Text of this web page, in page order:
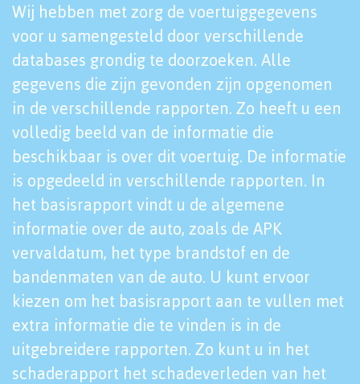
Wij hebben met zorg de voertuiggegevens
voor u samengesteld door verschillende
databases grondig te doorzoeken. Alle
gegevens die zijn gevonden zijn opgenomen
in de verschillende rapporten. Zo heeft u een
volledig beeld van de informatie die
beschikbaar is over dit voertuig. De informatie
is opgedeeld in verschillende rapporten. In
het basisrapport vindt u de algemene
informatie over de auto, zoals de APK
vervaldatum, het type brandstof en de
bandenmaten van de auto. U kunt ervoor
kiezen om het basisrapport aan te vullen met
extra informatie die te vinden is in de
uitgebreidere rapporten. Zo kunt u in het
schaderapport het schadeverleden van het